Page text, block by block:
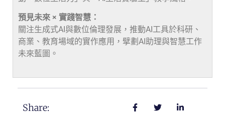
預見未來 × 實踐智慧：
關注生成式AI與數位倫理發展，推動AI工具於科研、
商業、教育場域的實作應用，擘劃AI助理與智慧工作
未來藍圖。
Share: